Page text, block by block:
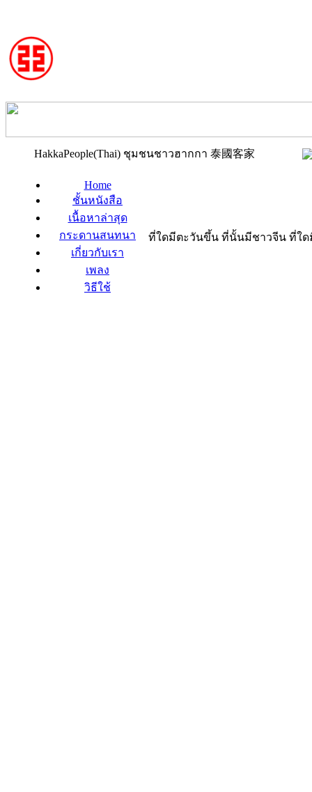
HakkaPeople(Thai) ชุมชนชาวฮากกา 泰國客家
Home
ชั้นหนังสือ
เนื้อหาล่าสุด
กระดานสนทนา
เกี่ยวกับเรา
เพลง
วิธีใช้
ที่ใดมีตะวันขึ้น ที่นั้นมีชาวจีน ที่ใดมี